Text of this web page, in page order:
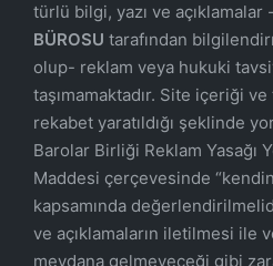
türlü bilgi, yazı ve açıklamalar -
BÜROSU tarafından
olup- reklam veya hukuki
taşımamaktadır. Site içeriği ve
rekabet yaratıldığı şeklinde
Barolar Birliği Reklam Yasağı
Maddesi çerçevesinde
kapsamında
ve açıklamaların iletilmesi ile
meydana gelmeyeceği gibi